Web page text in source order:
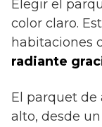
Elegir el
color claro.
habitaciones
radiante
El parquet de
alto, desde